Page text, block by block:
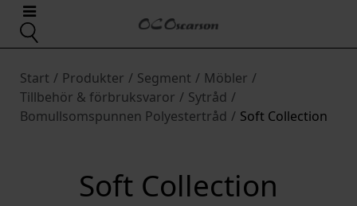
Start / Produkter / Segment / Möbler /
Tillbehör & förbruksvaror / Sytråd /
Bomullsomspunnen Polyestertråd / Soft Collection
Soft Collection